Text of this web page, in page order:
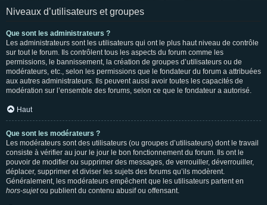
Niveaux d’utilisateurs et groupes
Que sont les administrateurs ?
Les administrateurs sont les utilisateurs qui ont le plus haut niveau de contrôle
sur tout le forum. Ils contrôlent tous les aspects du forum comme les
permissions, le bannissement, la création de groupes d’utilisateurs ou de
modérateurs, etc., selon les permissions que le fondateur du forum a attribuées
aux autres administrateurs. Ils peuvent aussi avoir toutes les capacités de
modération sur l’ensemble des forums, selon ce que le fondateur a autorisé.
Haut
Que sont les modérateurs ?
Les modérateurs sont des utilisateurs (ou groupes d’utilisateurs) dont le travail
consiste à vérifier au jour le jour le bon fonctionnement du forum. Ils ont le
pouvoir de modifier ou supprimer des messages, de verrouiller, déverrouiller,
déplacer, supprimer et diviser les sujets des forums qu’ils modèrent.
Généralement, les modérateurs empêchent que les utilisateurs partent en
hors-sujetou publient du contenu abusif ou offensant.